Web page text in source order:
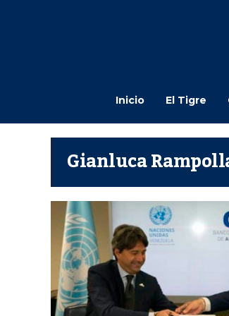
Inicio El Tigre
Gianluca